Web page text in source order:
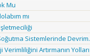
Mu
mı
Sistemlerinde Devrim.
Artırmanın Yolları